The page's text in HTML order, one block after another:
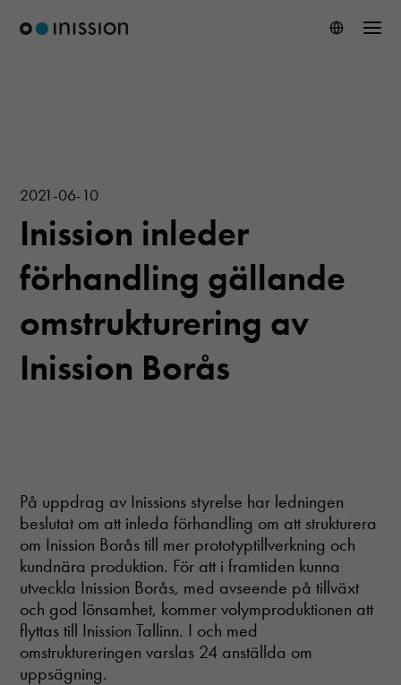
2021-06-10
Inission inleder
förhandling gällande
omstrukturering av
Inission Borås
På uppdrag av Inissions styrelse har ledningen
beslutat om att inleda förhandling om att strukturera
om Inission Borås till mer prototyptillverkning och
kundnära produktion. För att i framtiden kunna
utveckla Inission Borås, med avseende på tillväxt
och god lönsamhet, kommer volymproduktionen att
flyttas till Inission Tallinn. I och med
omstruktureringen varslas 24 anställda om
uppsägning.